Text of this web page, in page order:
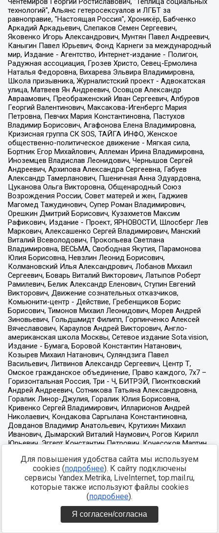
Для повышения удобства сайта мы используем
cookies (подробнее). К сайту подключены
сервисы Yandex.Metrika, LiveInternet, top.mail.ru,
которые также используют файлы cookies
(подробнее).
Я согласен/согласна